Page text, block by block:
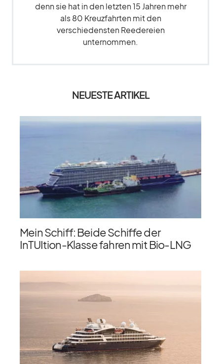
denn sie hat in den letzten 15 Jahren mehr
als 80 Kreuzfahrten mit den
verschiedensten Reedereien
unternommen.
NEUESTE ARTIKEL
Mein Schiff: Beide Schiffe der
InTUItion-Klasse fahren mit Bio-LNG